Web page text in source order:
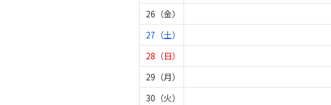
26（金）
27（土）
28（日）
29（月）
30（火）